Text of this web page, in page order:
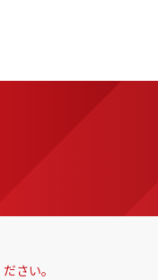
さい。